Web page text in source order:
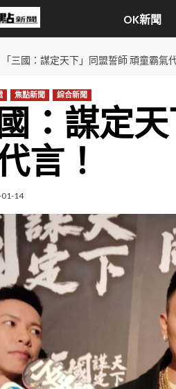
OK新聞
「三國：謀定天下」同盟誓師 頑童霸氣
焦點新聞 綜合新聞
國：謀定
言！
14